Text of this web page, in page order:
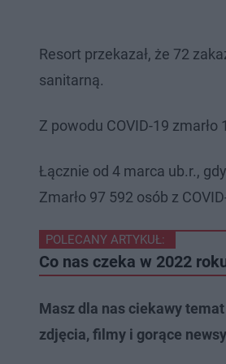
Resort przekazał, że 72
sanitarną.
Z powodu COVID-19
Łącznie od 4 marca ub.r.,
Zmarło 97 592 osób z
POLECANY ARTYKUŁ:
Co nas czeka w 2022
Masz dla nas ciekawy
zdjęcia, filmy i gorące